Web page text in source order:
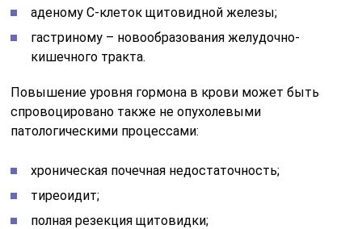
аденому С-клеток щитовидной железы;
гастриному – новообразования желудочно-
кишечного тракта.
Повышение уровня гормона в крови может быть
спровоцировано также не опухолевыми
патологическими процессами:
хроническая почечная недостаточность;
тиреоидит;
полная резекция щитовидки;